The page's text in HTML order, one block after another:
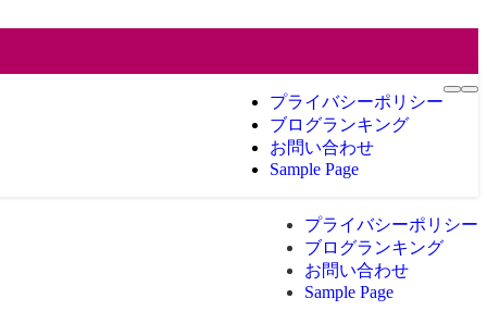
プライバシーポリシー
ブログランキング
お問い合わせ
Sample Page
プライバシーポリシー
ブログランキング
お問い合わせ
Sample Page